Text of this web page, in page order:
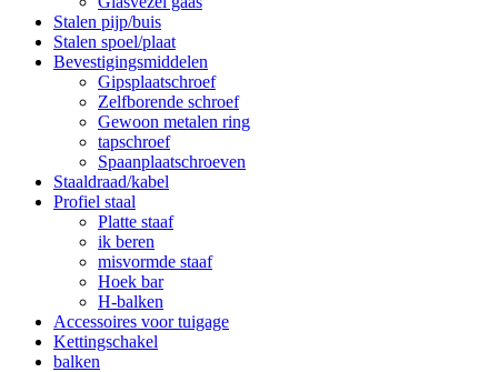
Stalen pijp/buis
Stalen spoel/plaat
Bevestigingsmiddelen
Gipsplaatschroef
Zelfborende schroef
Gewoon metalen ring
tapschroef
Spaanplaatschroeven
Staaldraad/kabel
Profiel staal
Platte staaf
ik beren
misvormde staaf
Hoek bar
H-balken
Accessoires voor tuigage
Kettingschakel
balken